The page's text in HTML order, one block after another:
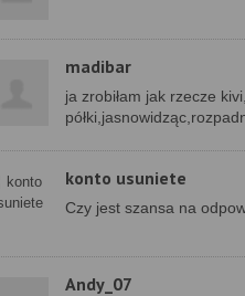
madibar
ja zrobiłam jak rzecze
konto usuniete
Czy jest szansa na
Andy_07